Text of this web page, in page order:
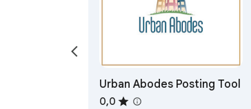
Urban Abodes Posting Tool
0,0